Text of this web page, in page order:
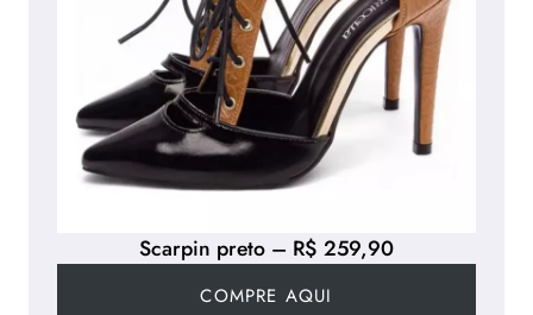
Scarpin preto – R$ 259,90
COMPRE AQUI